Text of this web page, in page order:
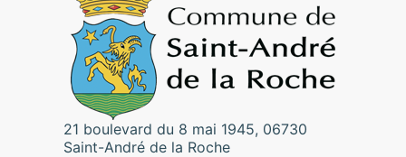
21 boulevard du 8 mai 1945, 06730
Saint-André de la Roche